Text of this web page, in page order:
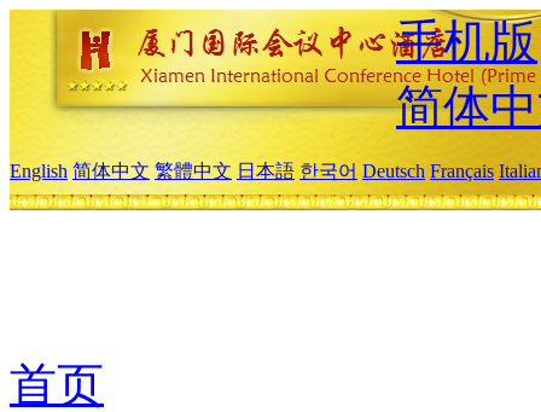
手机版
简体
English 简体中文 繁體中文 日本語 한국어 Deutsch Français
首页